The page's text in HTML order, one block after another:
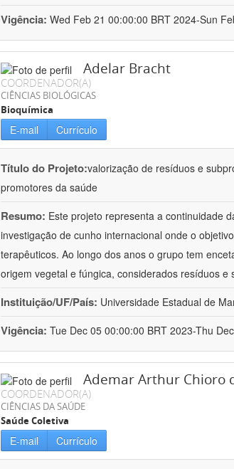
Vigência: Wed Feb 21 00:00:00 BRT 2024-Sun
Adelar Bracht
COORDENADOR(A)
CIÊNCIAS BIOLÓGICAS
Bioquímica
E-mail Currículo
Título do Projeto:valorização de resíduos e
promotores da saúde
Resumo: Este projeto representa a continuidade
investigação de cunho internacional onde o
terapêuticos. Ao longo dos anos o grupo tem
origem vegetal e fúngica, considerados resíduos
Instituição/UF/País: Universidade Estadual de
Vigência: Tue Dec 05 00:00:00 BRT 2023-Thu
Ademar Arthur Chioro
COORDENADOR(A)
CIÊNCIAS DA SAÚDE
Saúde Coletiva
E-mail Currículo